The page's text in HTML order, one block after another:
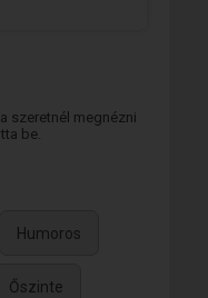
szeretnél megnézni
be.
Humoros
Őszinte